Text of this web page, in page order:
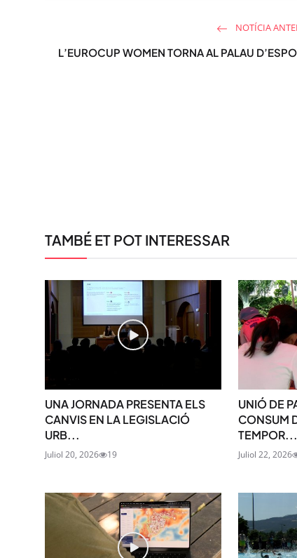
NOTÍCIA
L’EUROCUP WOMEN TORNA AL PALAU
TAMBÉ ET POT INTERESSAR
UNA JORNADA PRESENTA ELS
CANVIS EN LA LEGISLACIÓ
URB...
Juliol 20, 2026 19
UNIÓ DE
CONSUM
TEMPOR...
Juliol 22, 2026